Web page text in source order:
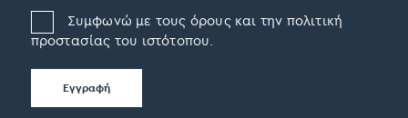
Συμφωνώ με τους όρους και την πολιτική
προστασίας του ιστότοπου.